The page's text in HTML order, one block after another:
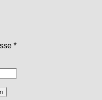
*Erforderlich